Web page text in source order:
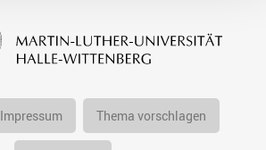
Impressum Thema vorschlagen